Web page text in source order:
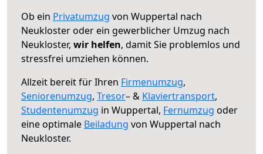
Ob ein Privatumzug von Wuppertal nach
Neukloster oder ein gewerblicher Umzug nach
Neukloster, wir helfen, damit Sie problemlos und
stressfrei umziehen können.
Allzeit bereit für Ihren Firmenumzug,
Seniorenumzug, Tresor– & Klaviertransport,
Studentenumzug in Wuppertal, Fernumzug oder
eine optimale Beiladung von Wuppertal nach
Neukloster.